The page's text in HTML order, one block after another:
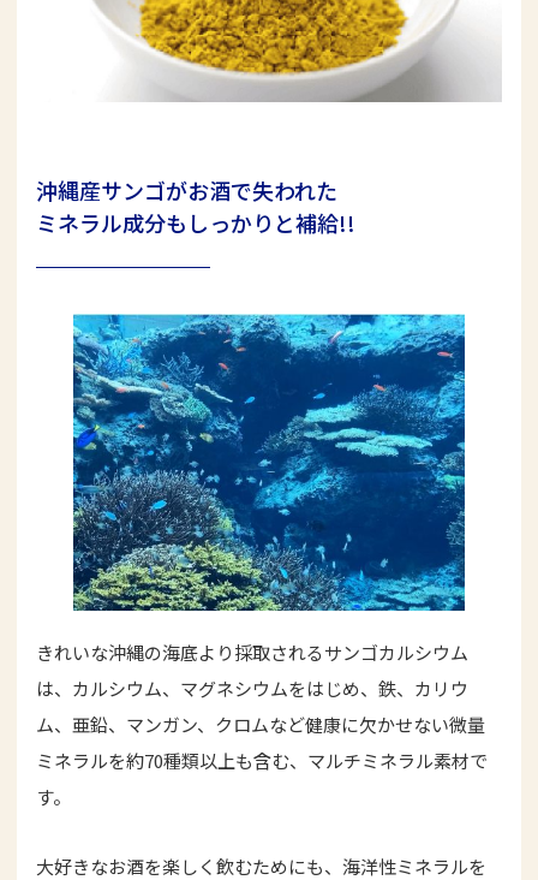
沖縄産サンゴがお酒で失われた
ミネラル成分もしっかりと補給!!
きれいな沖縄の海底より採取されるサンゴカルシウム
は、カルシウム、マグネシウムをはじめ、鉄、カリウ
ム、亜鉛、マンガン、クロムなど健康に欠かせない微量
ミネラルを約70種類以上も含む、マルチミネラル素材で
す。
大好きなお酒を楽しく飲むためにも、海洋性ミネラルを